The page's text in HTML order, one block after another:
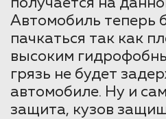
получается на
Автомобиль теперь
пачкаться так как
высоким
грязь не будет
автомобиле. Ну и
защита, кузов